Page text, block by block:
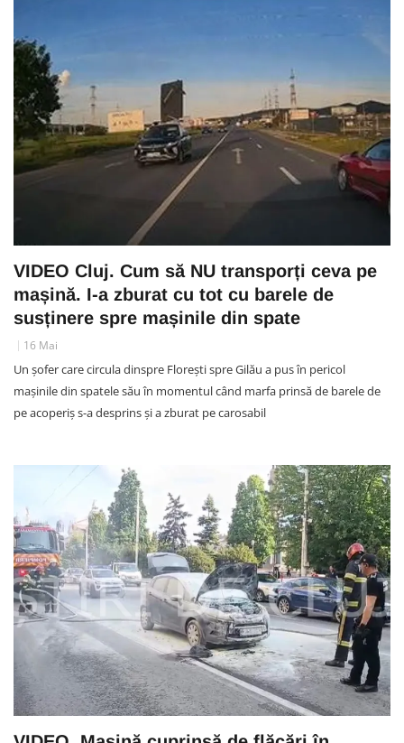
VIDEO Cluj. Cum să NU transporți ceva pe
mașină. I-a zburat cu tot cu barele de
susținere spre mașinile din spate
16 Mai
Un șofer care circula dinspre Florești spre Gilău a pus în pericol
mașinile din spatele său în momentul când marfa prinsă de barele de
pe acoperiș s-a desprins și a zburat pe carosabil